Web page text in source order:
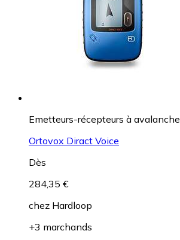
Emetteurs-récepteurs à avalanche
Ortovox Diract Voice
Dès
284,35 €
chez Hardloop
+3 marchands